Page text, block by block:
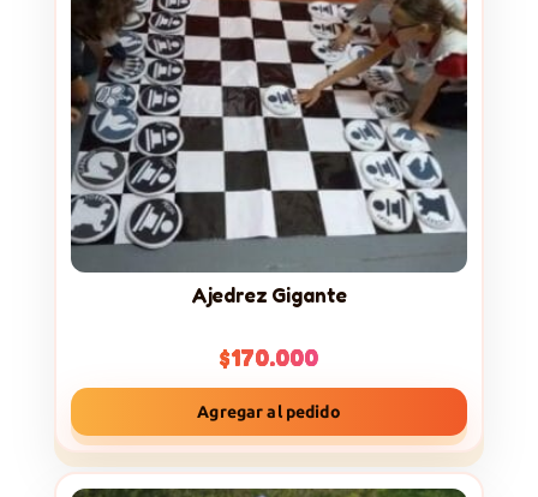
Ajedrez Gigante
$170.000
Agregar al pedido